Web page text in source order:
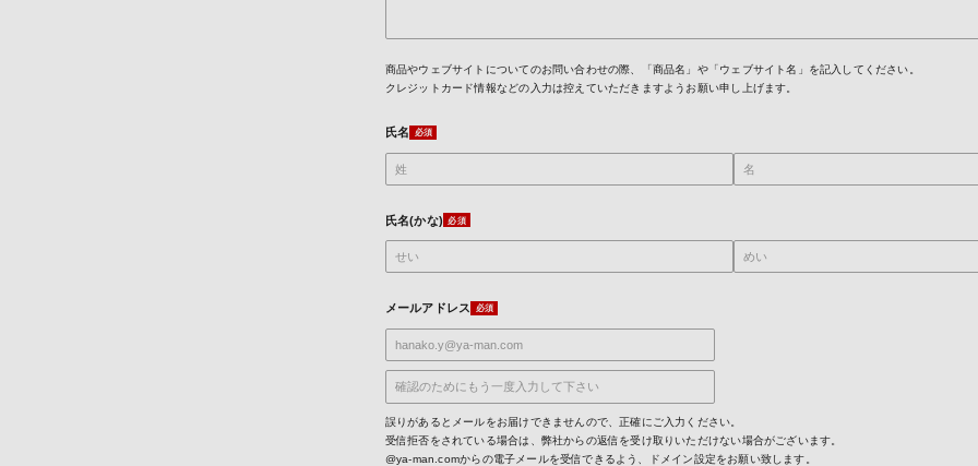
商品やウェブサイトについてのお問い合わせの際、「商品名」や「ウェブサイト名」を記入してください。
クレジットカード情報などの入力は控えていただきますようお願い申し上げます。
氏名
氏名(かな)
メールアドレス
誤りがあるとメールをお届けできませんので、正確にご入力ください。
受信拒否をされている場合は、弊社からの返信を受け取りいただけない場合がございます。
@ya-man.comからの電子メールを受信できるよう、ドメイン設定をお願い致します。